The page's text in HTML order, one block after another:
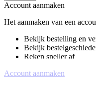
Account aanmaken
Het aanmaken van een
Bekijk bestelling en
Bekijk
Reken sneller af
Account aanmaken